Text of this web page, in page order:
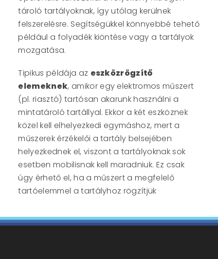
tároló tartályoknak, így utólag kerülnek
felszerelésre. Segítségükkel könnyebbé tehető
például a folyadék kiöntése vagy a tartályok
mozgatása.
Tipikus példája az eszközrögzítő
elemeknek, amikor egy elektromos műszert
(pl. riasztó) tartósan akarunk használni a
mintatároló tartállyal. Ekkor a két eszköznek
közel kell elhelyezkedi egymáshoz, mert a
műszerek érzékelői a tartály belsejében
helyezkednek el, viszont a tartályoknak sok
esetben mobilisnak kell maradniuk. Ez csak
úgy érhető el, ha a műszert a megfelelő
tartóelemmel a tartályhoz rögzítjük